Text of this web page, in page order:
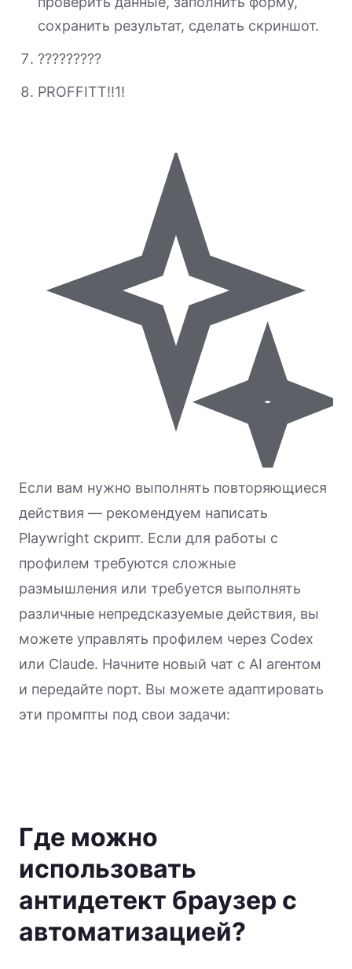
сохранить результат, сделать скриншот.
?????????
PROFFITT!!1!
Если вам нужно выполнять повторяющиеся
действия — рекомендуем написать
Playwright скрипт. Если для работы с
профилем требуются сложные
размышления или требуется выполнять
различные непредсказуемые действия, вы
можете управлять профилем через Codex
или Claude. Начните новый чат с AI агентом
и передайте порт. Вы можете адаптировать
эти промпты под свои задачи:
Где можно
использовать
антидетект браузер с
автоматизацией?